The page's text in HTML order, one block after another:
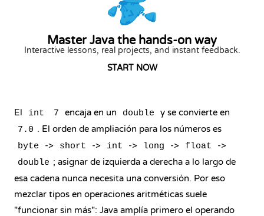
Master Java the hands-on way
Interactive lessons, real projects, and instant feedback.
START NOW
El int 7 encaja en un double y se convierte en
7.0 . El orden de ampliación para los números es
byte -> short -> int -> long -> float ->
double ; asignar de izquierda a derecha a lo largo de
esa cadena nunca necesita una conversión. Por eso
mezclar tipos en operaciones aritméticas suele
"funcionar sin más": Java amplía primero el operando